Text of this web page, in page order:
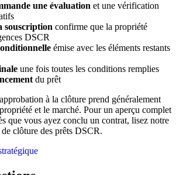
une évaluation et une vérification
souscription confirme que la propriété
DSCR
émise avec les éléments restants
une fois toutes les conditions remplies
du prêt
à la clôture prend généralement
et le marché. Pour un aperçu complet
que vous ayez conclu un contrat, lisez notre
clôture des prêts DSCR.